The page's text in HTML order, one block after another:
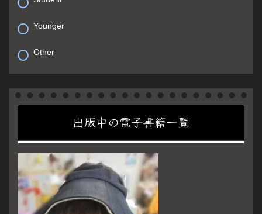
Younger
Other
出版中の電子書籍一覧